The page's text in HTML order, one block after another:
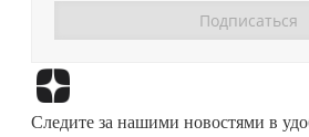
Следите за нашими новостями в